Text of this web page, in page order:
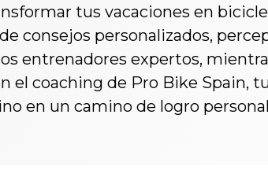
tus vacaciones en
consejos personalizados,
entrenadores expertos,
el coaching de Pro Bike Spain,
en un camino de logro